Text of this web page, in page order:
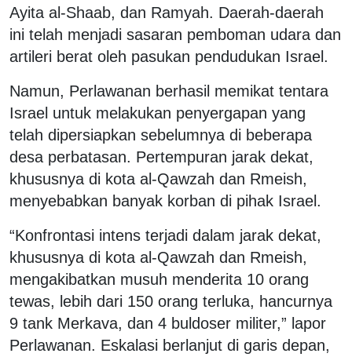
Ayita al-Shaab, dan Ramyah. Daerah-daerah
ini telah menjadi sasaran pemboman udara dan
artileri berat oleh pasukan pendudukan Israel.
Namun, Perlawanan berhasil memikat tentara
Israel untuk melakukan penyergapan yang
telah dipersiapkan sebelumnya di beberapa
desa perbatasan. Pertempuran jarak dekat,
khususnya di kota al-Qawzah dan Rmeish,
menyebabkan banyak korban di pihak Israel.
“Konfrontasi intens terjadi dalam jarak dekat,
khususnya di kota al-Qawzah dan Rmeish,
mengakibatkan musuh menderita 10 orang
tewas, lebih dari 150 orang terluka, hancurnya
9 tank Merkava, dan 4 buldoser militer,” lapor
Perlawanan. Eskalasi berlanjut di garis depan,